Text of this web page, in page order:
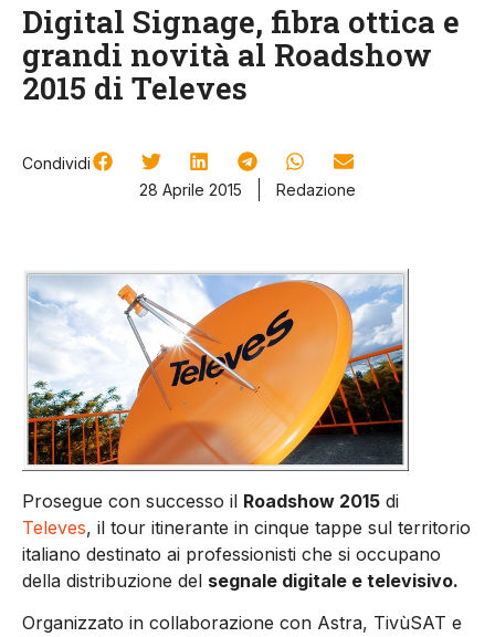
Digital Signage, fibra ottica e
grandi novità al Roadshow
2015 di Televes
Condividi
28 Aprile 2015
Redazione
Prosegue con successo il Roadshow 2015 di
Televes, il tour itinerante in cinque tappe sul territorio
italiano destinato ai professionisti che si occupano
della distribuzione del segnale digitale e televisivo.
Organizzato in collaborazione con Astra, TivùSAT e